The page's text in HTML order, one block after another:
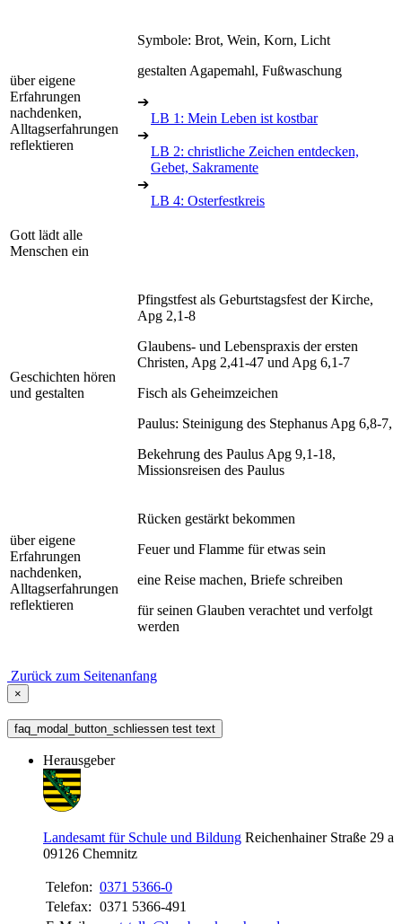
über eigene
Erfahrungen
nachdenken,
Alltagserfahrungen
reflektieren
Symbole: Brot, Wein, Korn, Licht
gestalten Agapemahl, Fußwaschung
➔
LB 1: Mein Leben ist kostbar
➔
LB 2: christliche Zeichen entdecken,
Gebet, Sakramente
➔
LB 4: Osterfestkreis
Gott lädt alle
Menschen ein
Geschichten hören
und gestalten
Pfingstfest als Geburtstagsfest der Kirche,
Apg 2,1-8
Glaubens- und Lebenspraxis der ersten
Christen, Apg 2,41-47 und Apg 6,1-7
Fisch als Geheimzeichen
Paulus: Steinigung des Stephanus Apg 6,8-7,
Bekehrung des Paulus Apg 9,1-18,
Missionsreisen des Paulus
über eigene
Erfahrungen
nachdenken,
Alltagserfahrungen
reflektieren
Rücken gestärkt bekommen
Feuer und Flamme für etwas sein
eine Reise machen, Briefe schreiben
für seinen Glauben verachtet und verfolgt
werden
Zurück zum Seitenanfang
×
faq_modal_button_schliessen test text
Herausgeber
Landesamt für Schule und Bildung Reichenhainer Straße 29 a
09126 Chemnitz
Telefon: 0371 5366-0
Telefax: 0371 5366-491